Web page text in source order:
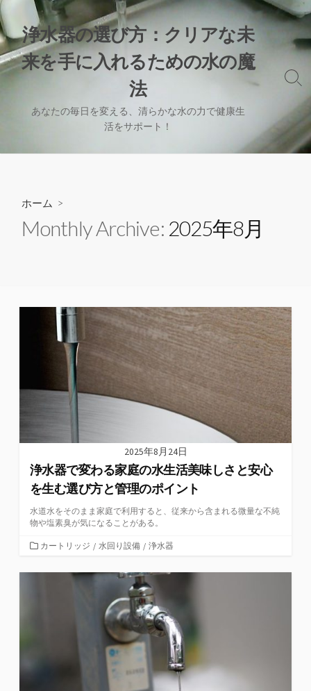
コ
ン
テ
ン
浄水器の選び方：クリアな未
来を手に入れるための水の魔
法
あなたの毎日を変える、清らかな水の力で健康生
活をサポート！
検
切
え
ホーム >
Monthly Archive: 2025年8月
2025年8月24日
浄水器で変わる家庭の水生活美味しさと安心
を生む選び方と管理のポイント
水道水をそのまま家庭で利用すると、従来から含まれる微量な不純
物や塩素臭が気になることがある。
カ
ゴ
カートリッジ / 水回り設備 / 浄水器